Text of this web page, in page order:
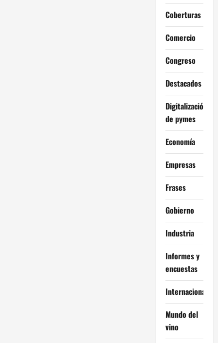
Coberturas
Comercio
Congreso
Destacados
Digitalización
de pymes
Economía
Empresas
Frases
Gobierno
Industria
Informes y
encuestas
Internacional
Mundo del
vino